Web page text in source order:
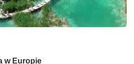
w Europie